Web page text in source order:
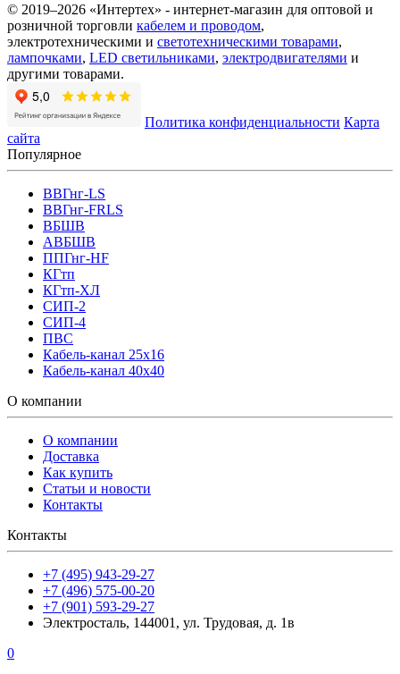
© 2019–2026 «Интертех» - интернет-магазин для оптовой и
розничной торговли кабелем и проводом,
электротехническими и светотехническими товарами,
лампочками, LED светильниками, электродвигателями и
другими товарами.
Политика конфиденциальности Карта
сайта
Популярное
ВВГнг-LS
ВВГнг-FRLS
ВБШВ
АВБШВ
ППГнг-HF
КГтп
КГтп-ХЛ
СИП-2
СИП-4
ПВС
Кабель-канал 25х16
Кабель-канал 40х40
О компании
О компании
Доставка
Как купить
Статьи и новости
Контакты
Контакты
+7 (495) 943-29-27
+7 (496) 575-00-20
+7 (901) 593-29-27
Электросталь, 144001, ул. Трудовая, д. 1в
0